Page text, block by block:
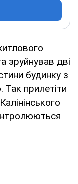
зруйнував дві
будинку з
Так прилетіти